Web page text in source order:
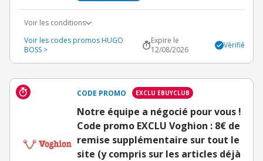
Voir les conditions
Voir les codes promos HUGO
BOSS >
Expire le
12/08/2026
Vérifié
CODE PROMO EXCLU EBUYCLUB
Notre équipe a négocié pour vous !
Code promo EXCLU Voghion : 8€ de
remise supplémentaire sur tout le
site (y compris sur les articles déjà